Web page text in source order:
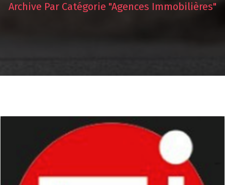
Archive Par Catégorie "Agences Immobilières"